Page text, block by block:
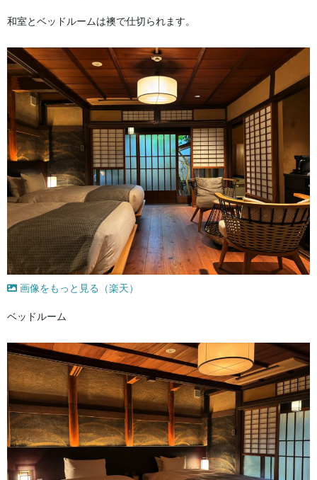
和室とベッドルームは襖で仕切られます。
画像をもっと見る（楽天）
ベッドルーム